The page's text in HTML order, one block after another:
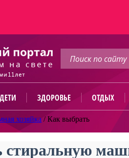
ДЕТИ ЗДОРОВЬЕ ОТДЫХ
хозяйка /Как выбрать
стиральную